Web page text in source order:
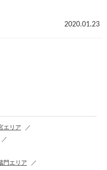
2020.01.23
エリア
門エリア